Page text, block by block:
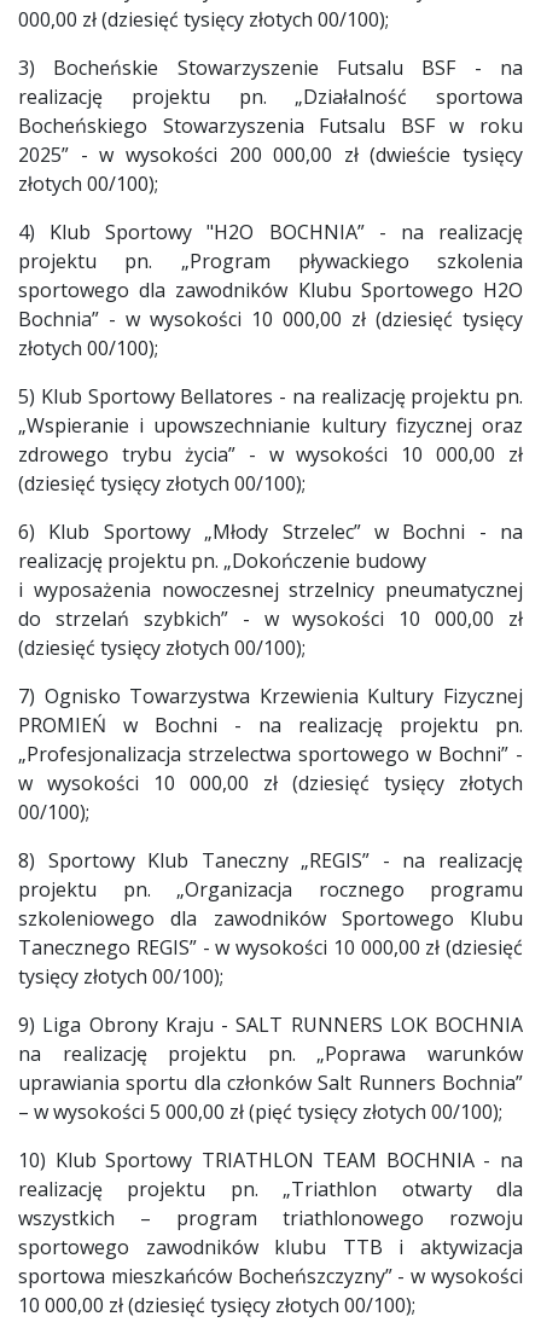
000,00 zł (dziesięć tysięcy złotych 00/100);
3) Bocheńskie Stowarzyszenie Futsalu BSF - na
realizację projektu pn. „Działalność sportowa
Bocheńskiego Stowarzyszenia Futsalu BSF w roku
2025” - w wysokości 200 000,00 zł (dwieście tysięcy
złotych 00/100);
4) Klub Sportowy "H2O BOCHNIA” - na realizację
projektu pn. „Program pływackiego szkolenia
sportowego dla zawodników Klubu Sportowego H2O
Bochnia” - w wysokości 10 000,00 zł (dziesięć tysięcy
złotych 00/100);
5) Klub Sportowy Bellatores - na realizację projektu pn.
„Wspieranie i upowszechnianie kultury fizycznej oraz
zdrowego trybu życia” - w wysokości 10 000,00 zł
(dziesięć tysięcy złotych 00/100);
6) Klub Sportowy „Młody Strzelec” w Bochni - na
realizację projektu pn. „Dokończenie budowy
i wyposażenia nowoczesnej strzelnicy pneumatycznej
do strzelań szybkich” - w wysokości 10 000,00 zł
(dziesięć tysięcy złotych 00/100);
7) Ognisko Towarzystwa Krzewienia Kultury Fizycznej
PROMIEŃ w Bochni - na realizację projektu pn.
„Profesjonalizacja strzelectwa sportowego w Bochni” -
w wysokości 10 000,00 zł (dziesięć tysięcy złotych
00/100);
8) Sportowy Klub Taneczny „REGIS” - na realizację
projektu pn. „Organizacja rocznego programu
szkoleniowego dla zawodników Sportowego Klubu
Tanecznego REGIS” - w wysokości 10 000,00 zł (dziesięć
tysięcy złotych 00/100);
9) Liga Obrony Kraju - SALT RUNNERS LOK BOCHNIA
na realizację projektu pn. „Poprawa warunków
uprawiania sportu dla członków Salt Runners Bochnia”
– w wysokości 5 000,00 zł (pięć tysięcy złotych 00/100);
10) Klub Sportowy TRIATHLON TEAM BOCHNIA - na
realizację projektu pn. „Triathlon otwarty dla
wszystkich – program triathlonowego rozwoju
sportowego zawodników klubu TTB i aktywizacja
sportowa mieszkańców Bocheńszczyzny” - w wysokości
10 000,00 zł (dziesięć tysięcy złotych 00/100);